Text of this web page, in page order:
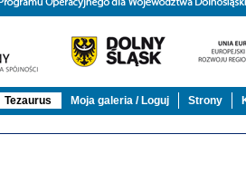
Tezaurus Moja galeria / Loguj Strony